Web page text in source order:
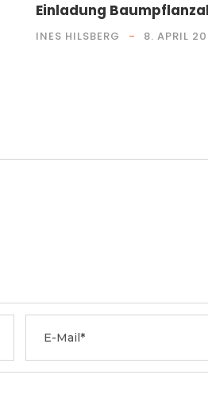
Einladung
INES HILSBERG 8. APRIL